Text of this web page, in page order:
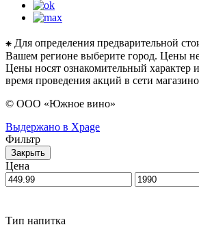
⁕ Для определения предварительной
Вашем регионе выберите город. Цены
Цены носят ознакомительный характер
время проведения акций в сети
© ООО «Южное вино»
Выдержано в Xpage
Фильтр
Закрыть
Цена
Тип напитка